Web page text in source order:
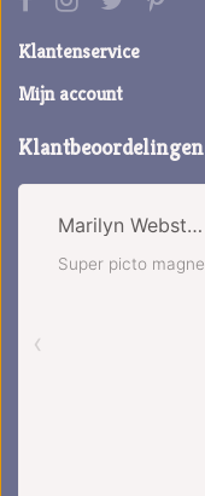
Klantenservice
Mijn account
Klantbeoordelingen